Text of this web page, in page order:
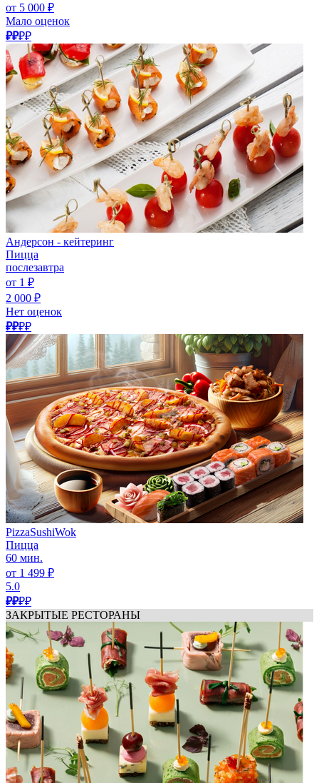
от 5 000 ₽
Мало оценок
₽₽₽₽
Андерсон - кейтеринг
Пицца
послезавтра
от 1 ₽
2 000 ₽
Нет оценок
₽₽₽₽
PizzaSushiWok
Пицца
60 мин.
от 1 499 ₽
5.0
₽₽₽₽
ЗАКРЫТЫЕ РЕСТОРАНЫ